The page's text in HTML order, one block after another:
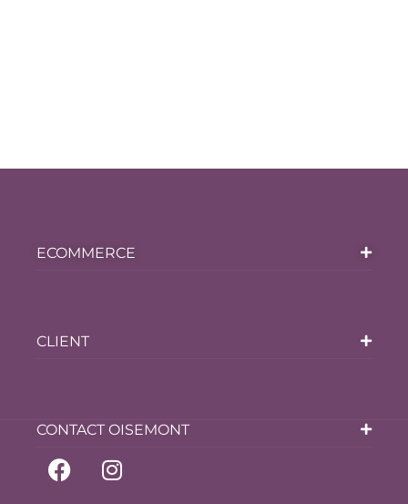
ECOMMERCE
CLIENT
CONTACT OISEMONT